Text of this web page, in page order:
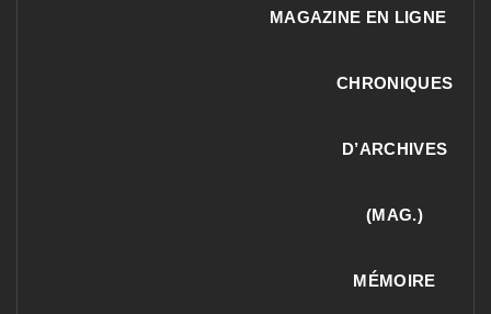
MAGAZINE EN LIGNE
CHRONIQUES
D’ARCHIVES
(MAG.)
MÉMOIRE